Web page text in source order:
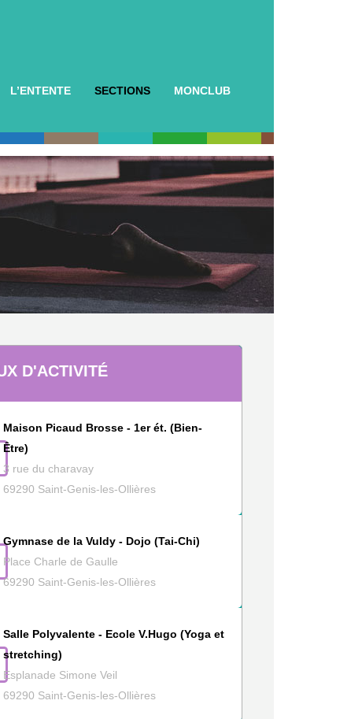
L’ENTENTE
Les lieux
d’activités
Documents
SECTIONS
de Salon
Couleurs
ball
de table
MONCLUB
D'ACTIVITÉ
Maison Picaud Brosse - 1er ét. (Bien-
Être)
3 rue du charavay
69290 Saint-Genis-les-Ollières
Gymnase de la Vuldy - Dojo (Tai-Chi)
Place Charle de Gaulle
69290 Saint-Genis-les-Ollières
Salle Polyvalente - Ecole V.Hugo (Yoga et
stretching)
Esplanade Simone Veil
69290 Saint-Genis-les-Ollières